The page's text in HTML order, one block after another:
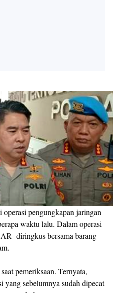
pengungkapan jaringan
waktu lalu. Dalam operasi
diringkus bersama barang
pemeriksaan. Ternyata,
yang sebelumnya sudah dipecat